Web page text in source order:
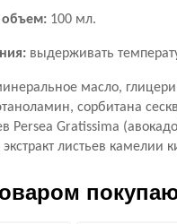
100 мл.
выдерживать
масло,
сорбитана
Persea Gratissima
листьев камелии